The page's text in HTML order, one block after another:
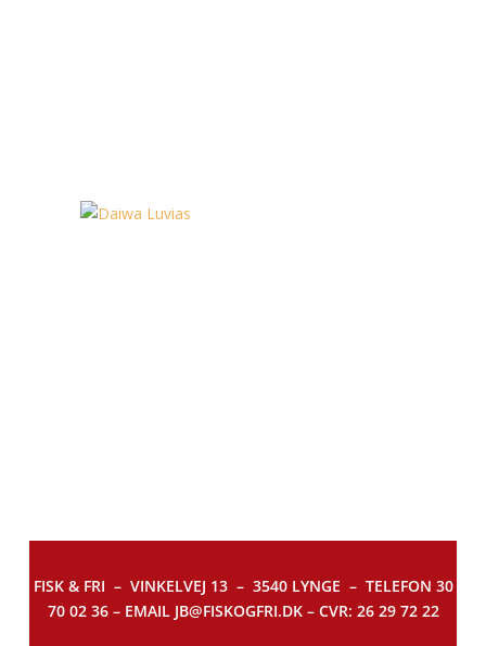
FISK & FRI – VINKELVEJ 13 – 3540 LYNGE – TELEFON 30
70 02 36 – EMAIL JB@FISKOGFRI.DK – CVR: 26 29 72 22